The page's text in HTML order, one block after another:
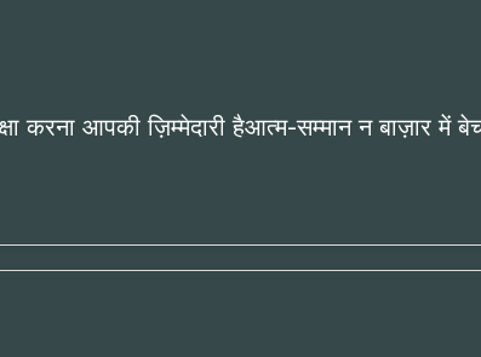
करना आपकी ज़िम्मेदारी हैआत्म-सम्मान न बाज़ार में